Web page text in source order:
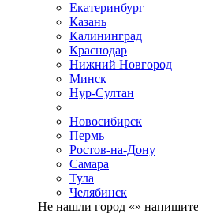
Екатеринбург
Казань
Калининград
Краснодар
Нижний Новгород
Минск
Нур-Султан
Новосибирск
Пермь
Ростов-на-Дону
Самара
Тула
Челябинск
Не нашли город «»